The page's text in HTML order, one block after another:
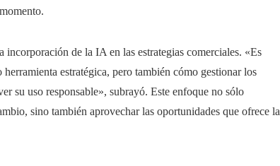
de la IA en las estrategias comerciales. «Es
estratégica, pero también cómo gestionar los
su uso responsable», subrayó. Este enfoque no sólo
sino también aprovechar las oportunidades que ofrece la